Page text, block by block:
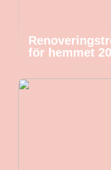
för hemmet